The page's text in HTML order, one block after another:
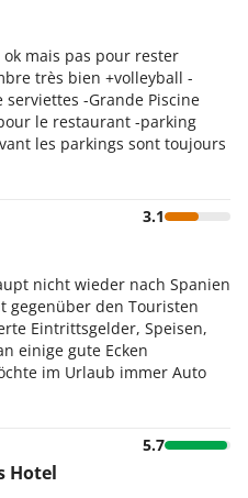
ok mais pas pour rester
très bien +volleyball -
-Grande Piscine
le restaurant -parking
les parkings sont toujours
3.1
nicht wieder nach Spanien
gegenüber den Touristen
Eintrittsgelder, Speisen,
einige gute Ecken
im Urlaub immer Auto
5.7
Hotel